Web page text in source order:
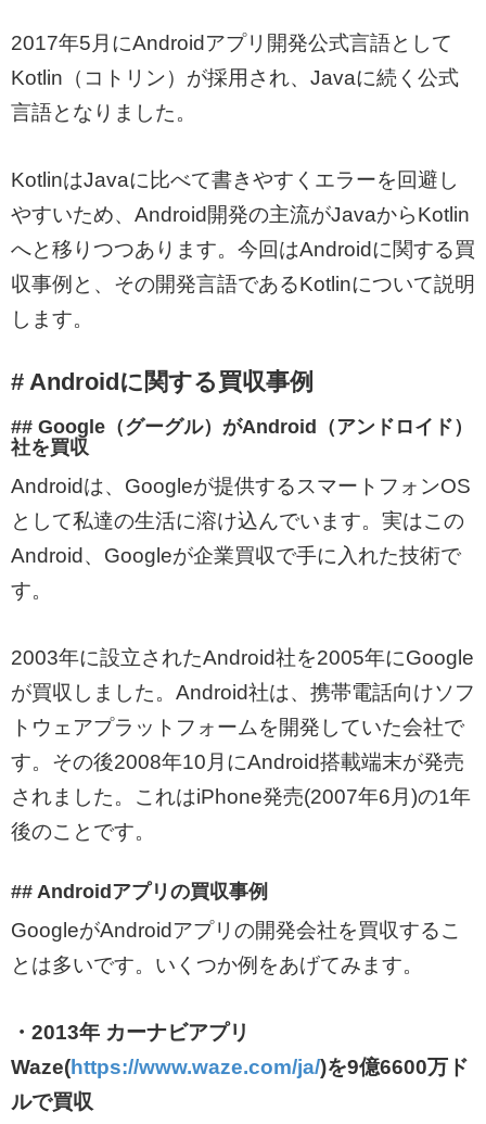
2017年5月にAndroidアプリ開発公式言語として
Kotlin（コトリン）が採用され、Javaに続く公式
言語となりました。
KotlinはJavaに比べて書きやすくエラーを回避し
やすいため、Android開発の主流がJavaからKotlin
へと移りつつあります。今回はAndroidに関する買
収事例と、その開発言語であるKotlinについて説明
します。
# Androidに関する買収事例
## Google（グーグル）がAndroid（アンドロイド）
社を買収
Androidは、Googleが提供するスマートフォンOS
として私達の生活に溶け込んでいます。実はこの
Android、Googleが企業買収で手に入れた技術で
す。
2003年に設立されたAndroid社を2005年にGoogle
が買収しました。Android社は、携帯電話向けソフ
トウェアプラットフォームを開発していた会社で
す。その後2008年10月にAndroid搭載端末が発売
されました。これはiPhone発売(2007年6月)の1年
後のことです。
## Androidアプリの買収事例
GoogleがAndroidアプリの開発会社を買収するこ
とは多いです。いくつか例をあげてみます。
・2013年 カーナビアプリ
Waze(https://www.waze.com/ja/)を9億6600万ド
ルで買収